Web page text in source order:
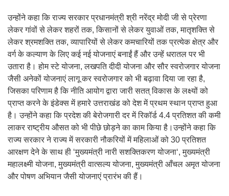
उन्होंने कहा कि राज्य सरकार प्रधानमंत्री श्री नरेंद्र मोदी जी से प्रेरणा
लेकर गांवों से लेकर शहरों तक, किसानों से लेकर युवाओं तक, मातृशक्ति से
लेकर श्रमशक्ति तक, व्यापारियों से लेकर कमचारियों तक प्रत्येक क्षेत्र और
वर्ग के कल्याण के लिए कई नई योजनाएं बनाईं हैं और उन्हें धरातल पर भी
उतारा है। होम स्टे योजना, लखपति दीदी योजना और सौर स्वरोजगार योजना
जैसी अनेकों योजनाएं लागू कर स्वरोजगार को भी बढ़ावा दिया जा रहा है,
जिसका परिणाम है कि नीति आयोग द्वारा जारी सतत् विकास के लक्ष्यों को
प्राप्त करने के इंडेक्स में हमारे उत्तराखंड को देश में प्रथम स्थान प्राप्त हुआ
है। उन्होंने कहा कि प्रदेश की बेरोजगारी दर में रिकॉर्ड 4.4 प्रतिशत की कमी
लाकर राष्ट्रीय औसत को भी पीछे छोड़ने का काम किया है।उन्होंने कहा कि
राज्य सरकार ने राज्य में सरकारी नौकरियों में महिलाओं को 30 प्रतिशत
आरक्षण देने के साथ ही ‘मुख्यमंत्री नारी सशक्तिकरण योजना‘, मुख्यमंत्री
महालक्ष्मी योजना, मुख्यमंत्री वात्सल्य योजना, मुख्यमंत्री आँचल अमृत योजना
और पोषण अभियान जैसी योजनाएं प्रारंभ की हैं।